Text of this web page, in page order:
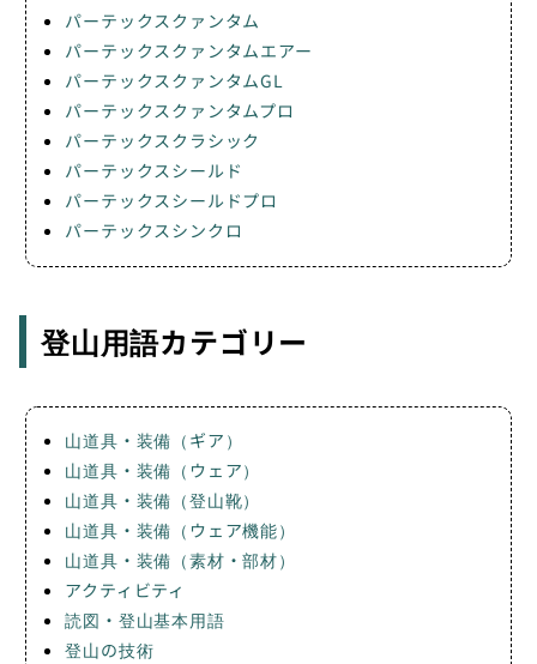
パーテックスクァンタム
パーテックスクァンタムエアー
パーテックスクァンタムGL
パーテックスクァンタムプロ
パーテックスクラシック
パーテックスシールド
パーテックスシールドプロ
パーテックスシンクロ
登山用語カテゴリー
山道具・装備（ギア）
山道具・装備（ウェア）
山道具・装備（登山靴）
山道具・装備（ウェア機能）
山道具・装備（素材・部材）
アクティビティ
読図・登山基本用語
登山の技術